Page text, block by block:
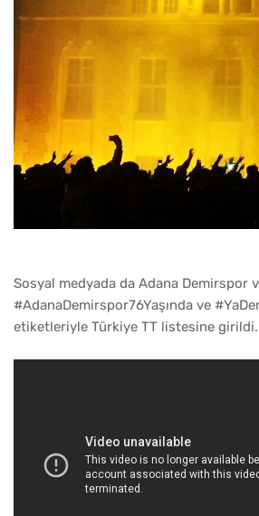
Sosyal medyada da Adana Demirspor
#AdanaDemirspor76Yaşında ve
etiketleriyle Türkiye TT listesine girildi.